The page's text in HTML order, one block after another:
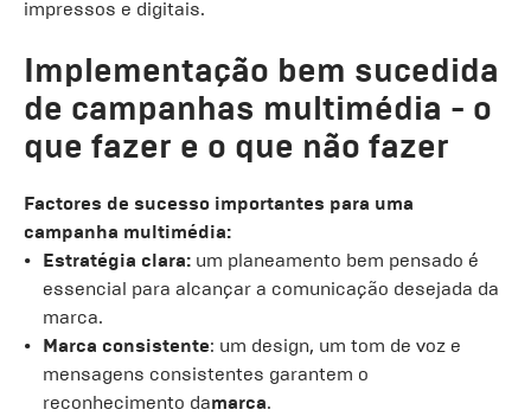
impressos e digitais.
Implementação bem sucedida
de campanhas multimédia - o
que fazer e o que não fazer
Factores de sucesso importantes para uma
campanha multimédia:
Estratégia clara: um planeamento bem pensado é
essencial para alcançar a comunicação desejada da
marca.
Marca consistente: um design, um tom de voz e
mensagens consistentes garantem o
reconhecimento damarca.